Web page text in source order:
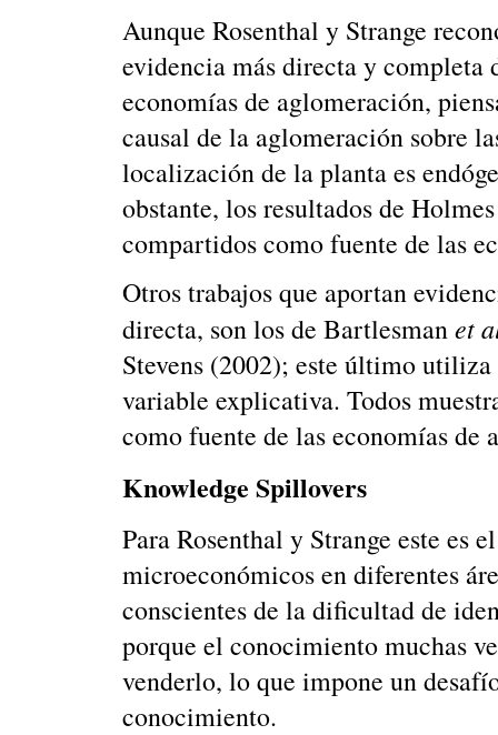
Aunque Rosenthal y Strange
evidencia más directa y completa
economías de aglomeración,
causal de la aglomeración sobre
localización de la planta es
obstante, los resultados de
compartidos como fuente de las
Otros trabajos que aportan
directa, son los de Bartlesmanet
Stevens (2002); este último
variable explicativa. Todos
como fuente de las economías de
Knowledge Spillovers
Para Rosenthal y Strange este es
microeconómicos en diferentes
conscientes de la dificultad de
porque el conocimiento muchas
venderlo, lo que impone un
conocimiento.